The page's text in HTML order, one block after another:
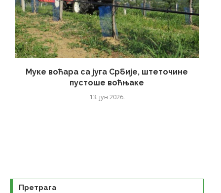
Муке воћара са југа Србије, штеточине
пустоше воћњаке
13. јун 2026.
Претрага